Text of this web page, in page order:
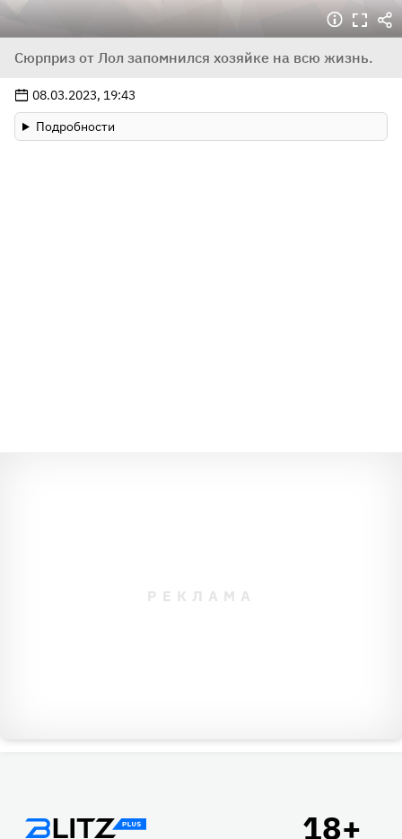
Сюрприз от Лол запомнился хозяйке на всю жизнь.
08.03.2023, 19:43
Подробности